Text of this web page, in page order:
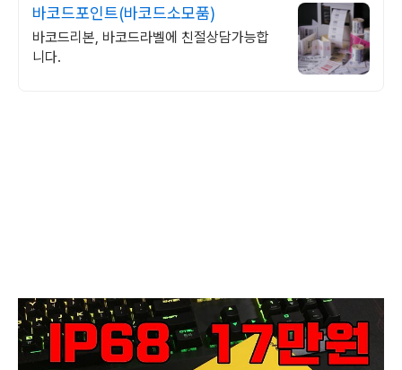
바코드포인트(바코드소모품)
바코드리본, 바코드라벨에 친절상담가능합
니다.